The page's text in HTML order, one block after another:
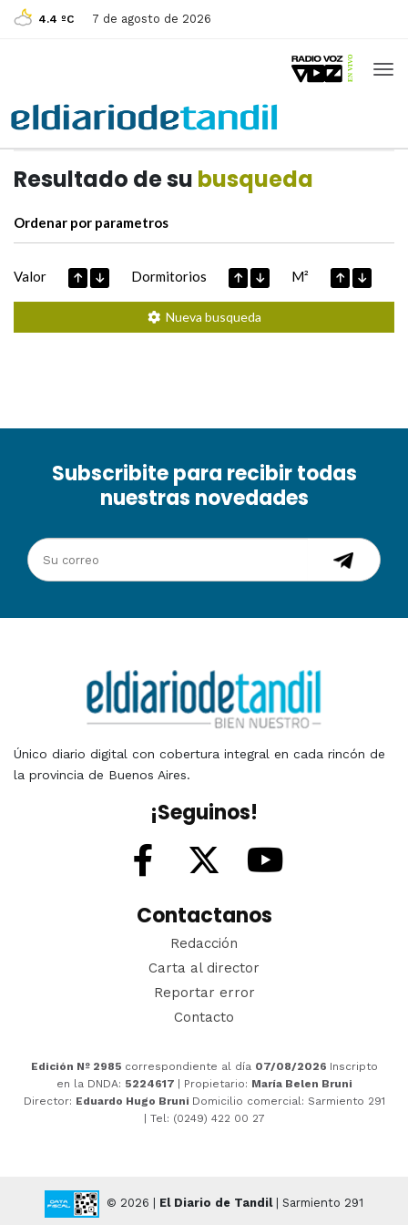
4.4 ºC 7 de agosto de 2026
Resultado de su busqueda
Ordenar por parametros
Valor Dormitorios M²
Nueva busqueda
Subscribite para recibir todas
nuestras novedades
Único diario digital con cobertura integral en cada rincón de
la provincia de Buenos Aires.
¡Seguinos!
Contactanos
Redacción
Carta al director
Reportar error
Contacto
Edición Nº 2985 correspondiente al día 07/08/2026 Inscripto
en la DNDA: 5224617 | Propietario: María Belen Bruni
Director: Eduardo Hugo Bruni Domicilio comercial: Sarmiento 291
| Tel: (0249) 422 00 27
© 2026 | El Diario de Tandil| Sarmiento 291